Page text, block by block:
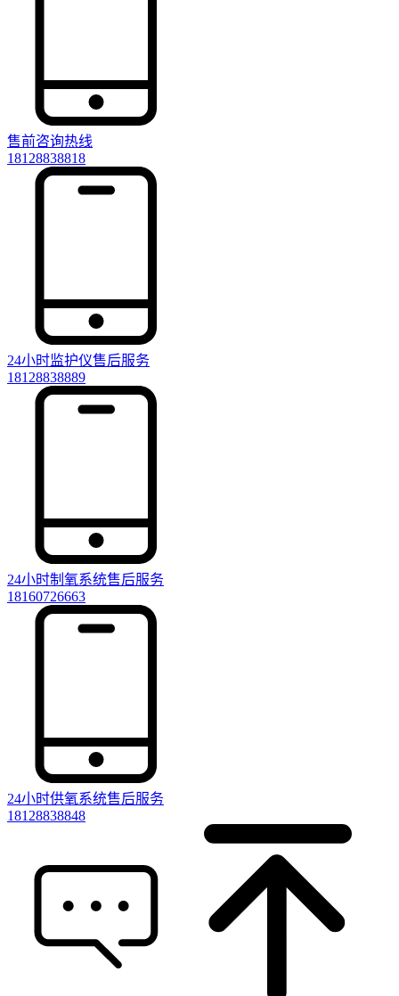
售前咨询热线
18128838818
24小时监护仪售后服务
18128838889
24小时制氧系统售后服务
18160726663
24小时供氧系统售后服务
18128838848